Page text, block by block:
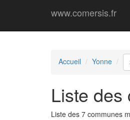
www.comersis.fr
Accueil Yonne
Liste
Liste des 7 communes